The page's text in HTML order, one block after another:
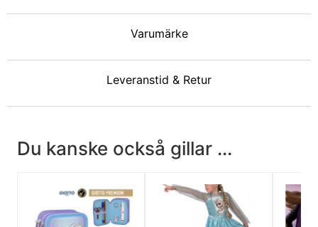
Varumärke
Leveranstid & Retur
Du kanske också gillar ...